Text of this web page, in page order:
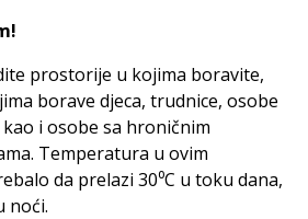
prostorije u kojima boravite,
borave djeca, trudnice, osobe
i osobe sa hroničnim
Temperatura u ovim
da prelazi 30⁰C u toku dana,
noći.